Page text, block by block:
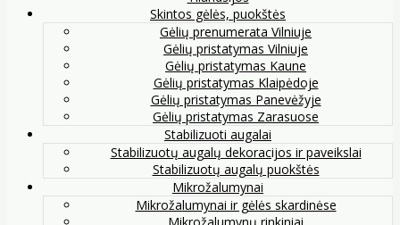
Skintos gėlės, puokštės
Gėlių prenumerata Vilniuje
Gėlių pristatymas Vilniuje
Gėlių pristatymas Kaune
Gėlių pristatymas Klaipėdoje
Gėlių pristatymas Panevėžyje
Gėlių pristatymas Zarasuose
Stabilizuoti augalai
Stabilizuotų augalų dekoracijos ir paveikslai
Stabilizuotų augalų puokštės
Mikrožalumynai
Mikrožalumynai ir gėlės skardinėse
Mikrožalumynų rinkiniai